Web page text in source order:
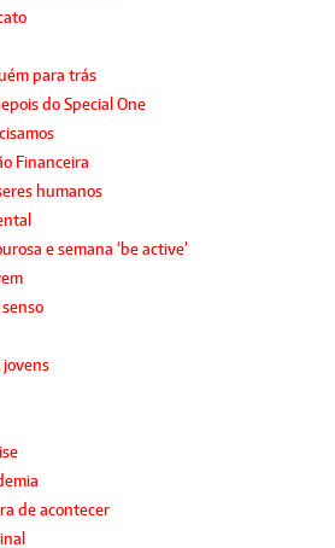
para trás
do Special One
Financeira
humanos
e semana ‘be active’
jovens
de acontecer